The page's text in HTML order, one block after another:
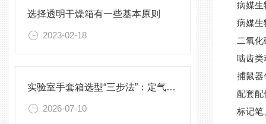
选择透明干燥箱有一些基本原则
2023-02-18
实验室手套箱选型“三步法”：定气氛、定压差、定配件
2026-07-10
病媒生
病媒生
二氧
啮齿
捕鼠器
配套
标记笔